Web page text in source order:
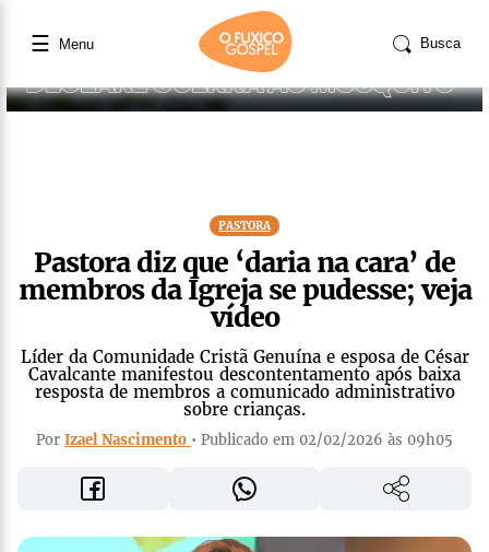
☰ Menu Busca
PASTORA
Pastora diz que ‘daria na cara’ de
membros da Igreja se pudesse; veja
vídeo
Líder da Comunidade Cristã Genuína e esposa de César
Cavalcante manifestou descontentamento após baixa
resposta de membros a comunicado administrativo
sobre crianças.
Por Izael Nascimento • Publicado em 02/02/2026 às 09h05